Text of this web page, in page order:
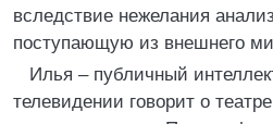
вследствие нежелания
поступающую из внешнего
Илья – публичный
телевидении говорит о